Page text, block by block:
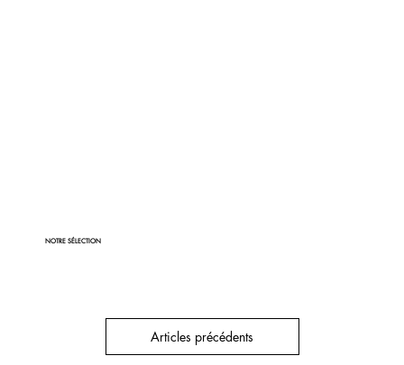
NOTRE SÉLECTION
Articles précédents